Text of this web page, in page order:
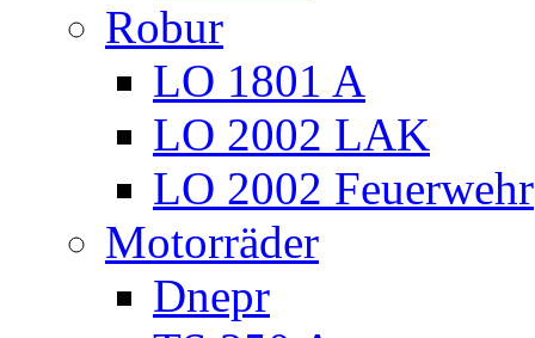
Robur
LO 1801 A
LO 2002 LAK
LO 2002 Feuerwehr
Motorräder
Dnepr